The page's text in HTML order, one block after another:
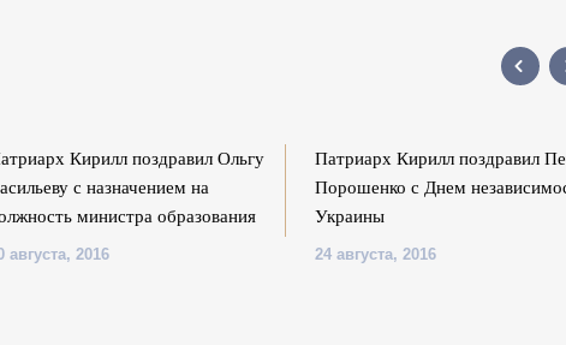
Кирилл поздравил Ольгу
с назначением на
министра образования
августа, 2016
Патриарх Кирилл поздравил
Порошенко с Днем
Украины
24 августа, 2016